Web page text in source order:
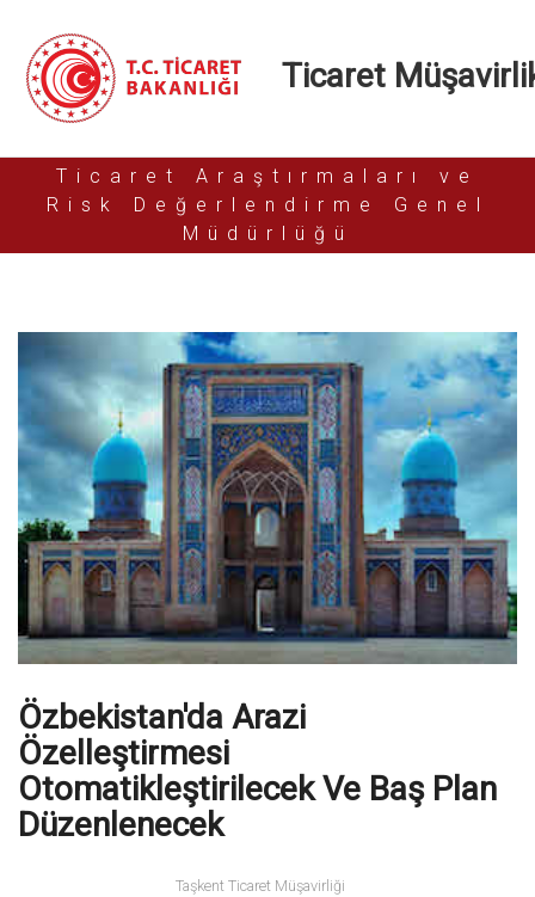
Ticaret
Ticaret Araştırmaları ve
Risk Değerlendirme Genel
Müdürlüğü
Özbekistan'da Arazi
Özelleştirmesi
Otomatikleştirilecek Ve Baş Plan
Düzenlenecek
Taşkent Ticaret Müşavirliği